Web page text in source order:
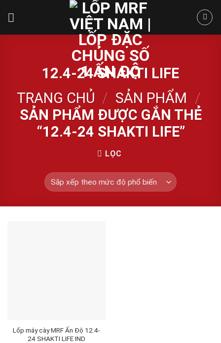
12.4-24 SHAKTI LIFE
TRANG CHỦ / SẢN PHẨM /
SẢN PHẨM ĐƯỢC GẮN THẺ
“12.4-24 SHAKTI LIFE”
LỌC
Lốp máy cày MRF Ấn Độ 12.4-
24 SHAKTI LIFE IND